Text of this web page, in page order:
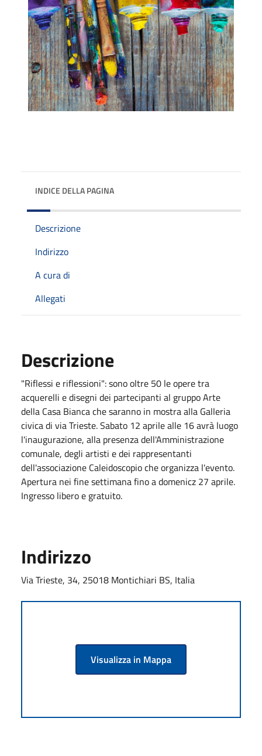
INDICE DELLA PAGINA
Descrizione
Indirizzo
A cura di
Allegati
Descrizione
"Riflessi e riflessioni": sono oltre 50 le opere tra
acquerelli e disegni dei partecipanti al gruppo Arte
della Casa Bianca che saranno in mostra alla Galleria
civica di via Trieste. Sabato 12 aprile alle 16 avrà luogo
l'inaugurazione, alla presenza dell'Amministrazione
comunale, degli artisti e dei rappresentanti
dell'associazione Caleidoscopio che organizza l'evento.
Apertura nei fine settimana fino a domenicz 27 aprile.
Ingresso libero e gratuito.
Indirizzo
Via Trieste, 34, 25018 Montichiari BS, Italia
Visualizza in Mappa